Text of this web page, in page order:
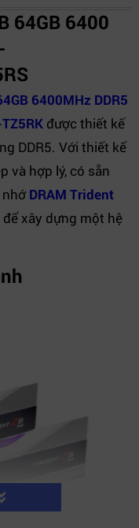
64GB 6400
6400MHz DDR5
được thiết kế
DDR5. Với thiết kế
và hợp lý, có sẵn
nhớDRAM Trident
xây dựng một hệ